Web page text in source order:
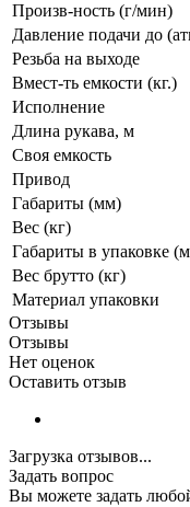
Произв-ность (г/мин)
Давление подачи до
Резьба на выходе
Вмест-ть емкости (кг.)
Исполнение
Длина рукава, м
Своя емкость
Привод
Габариты (мм)
Вес (кг)
Габариты в упаковке
Вес брутто (кг)
Материал упаковки
Отзывы
Отзывы
Нет оценок
Оставить отзыв
Загрузка отзывов...
Задать вопрос
Вы можете задать